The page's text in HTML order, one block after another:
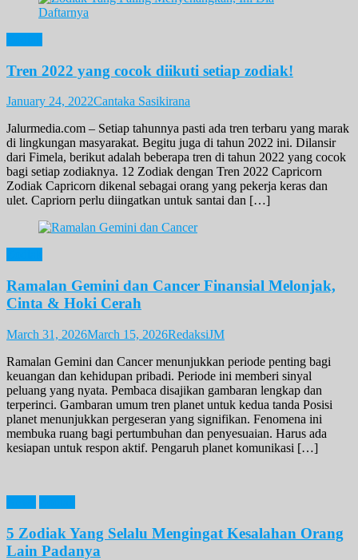
Tren 2022 yang cocok diikuti setiap zodiak!
January 24, 2022Cantaka Sasikirana
Jalurmedia.com – Setiap tahunnya pasti ada tren terbaru yang marak
di lingkungan masyarakat. Begitu juga di tahun 2022 ini. Dilansir
dari Fimela, berikut adalah beberapa tren di tahun 2022 yang cocok
bagi setiap zodiaknya. 12 Zodiak dengan Tren 2022 Capricorn
Zodiak Capricorn dikenal sebagai orang yang pekerja keras dan
ulet. Capriorn perlu diingatkan untuk santai dan […]
Ramalan Gemini dan Cancer Finansial Melonjak,
Cinta & Hoki Cerah
March 31, 2026March 15, 2026RedaksiJM
Ramalan Gemini dan Cancer menunjukkan periode penting bagi
keuangan dan kehidupan pribadi. Periode ini memberi sinyal
peluang yang nyata. Pembaca disajikan gambaran lengkap dan
terperinci. Gambaran umum tren planet untuk kedua tanda Posisi
planet menunjukkan pergeseran yang signifikan. Fenomena ini
membuka ruang bagi pertumbuhan dan penyesuaian. Harus ada
kesiapan untuk respon aktif. Pengaruh planet komunikasi […]
5 Zodiak Yang Selalu Mengingat Kesalahan Orang
Lain Padanya